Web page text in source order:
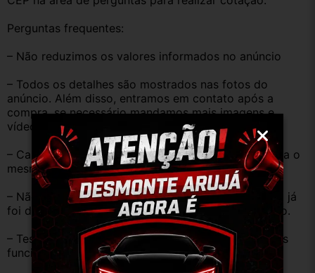
Perguntas frequentes:
– Não reduzimos os valores informados no anúncio
– Todos os detalhes são mostrados nas fotos do
anúncio. Além disso, entramos em contato após a
compra, se necessário mandamos mais imagens e
vídeos do produto!
– Caso o código original da peça do seu veículo seja o
mesmo descrito no anúncio servirá perfeitamente.
– Não temos informação sobre o KM, pois o veículo já
foi desmontado. No entanto, estão em ótimo estado.
– Testamos as peças antes de anunciar e enviar, elas
funcionam perfeitamente.